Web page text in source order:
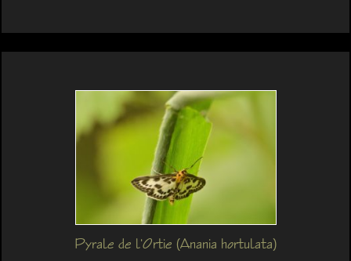
Pyrale de l'Ortie (Anania hortulata)